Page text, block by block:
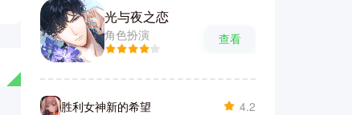
光与夜之恋
角色扮演 查看
胜利女神新的希望
4.2